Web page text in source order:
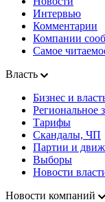
Интервью
Комментарии
Компании
Самое
Власть
Бизнес и
Региональное
Тарифы
Скандалы, ЧП
Партии и
Выборы
Новости
Новости компаний